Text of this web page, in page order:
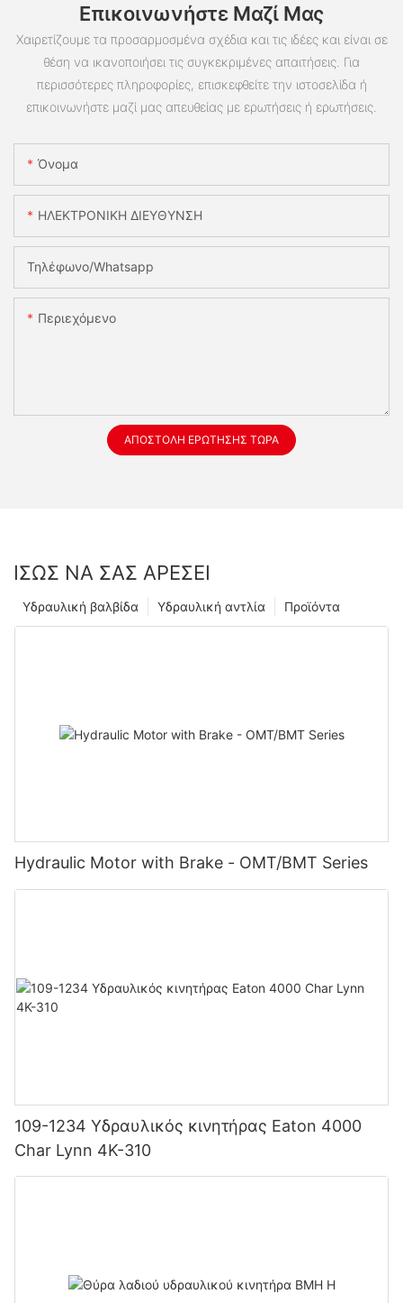
Επικοινωνήστε Μαζί Μας
Χαιρετίζουμε τα προσαρμοσμένα σχέδια και τις ιδέες και είναι σε
θέση να ικανοποιήσει τις συγκεκριμένες απαιτήσεις. Για
περισσότερες πληροφορίες, επισκεφθείτε την ιστοσελίδα ή
επικοινωνήστε μαζί μας απευθείας με ερωτήσεις ή ερωτήσεις.
Όνομα
ΗΛΕΚΤΡΟΝΙΚΗ ΔΙΕΥΘΥΝΣΗ
Τηλέφωνο/whatsapp
Περιεχόμενο
ΑΠΟΣΤΟΛΉ ΕΡΏΤΗΣΗΣ ΤΏΡΑ
ΊΣΩΣ ΝΑ ΣΑΣ ΑΡΈΣΕΙ
Προϊόντα
Υδραυλική αντλία
Υδραυλική βαλβίδα
Hydraulic Motor with Brake - OMT/BMT Series
109-1234 Υδραυλικός κινητήρας Eaton 4000
Char Lynn 4K-310